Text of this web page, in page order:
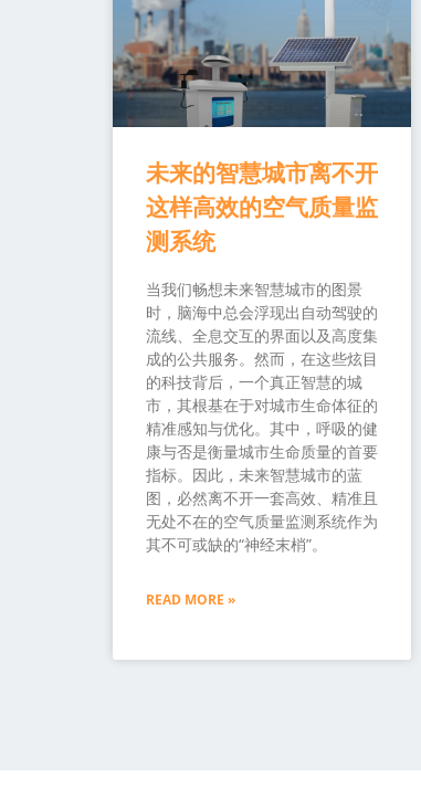
未来的智慧城市离不开
这样高效的空气质量监
测系统
当我们畅想未来智慧城市的图景
时，脑海中总会浮现出自动驾驶的
流线、全息交互的界面以及高度集
成的公共服务。然而，在这些炫目
的科技背后，一个真正智慧的城
市，其根基在于对城市生命体征的
精准感知与优化。其中，呼吸的健
康与否是衡量城市生命质量的首要
指标。因此，未来智慧城市的蓝
图，必然离不开一套高效、精准且
无处不在的空气质量监测系统作为
其不可或缺的“神经末梢”。
READ MORE »